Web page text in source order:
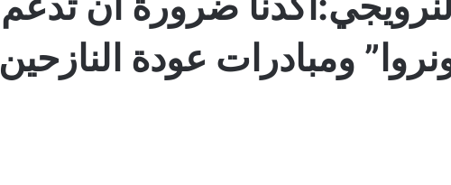
ومبادرات عودة النازحين